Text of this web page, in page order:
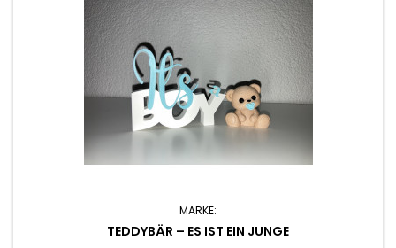
MARKE:
TEDDYBÄR – ES IST EIN JUNGE